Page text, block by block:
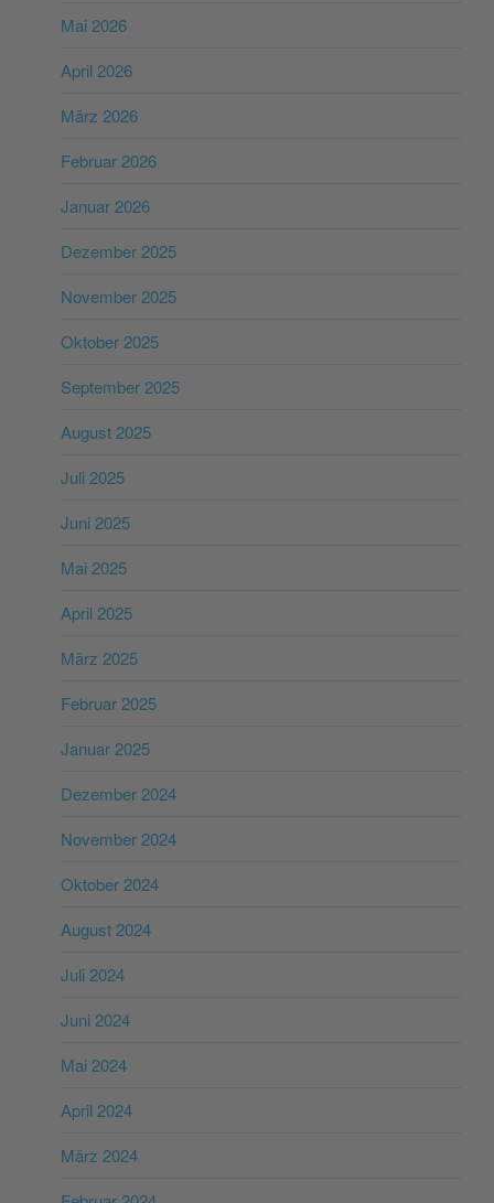
Mai 2026
April 2026
März 2026
Februar 2026
Januar 2026
Dezember 2025
November 2025
Oktober 2025
September 2025
August 2025
Juli 2025
Juni 2025
Mai 2025
April 2025
März 2025
Februar 2025
Januar 2025
Dezember 2024
November 2024
Oktober 2024
August 2024
Juli 2024
Juni 2024
Mai 2024
April 2024
März 2024